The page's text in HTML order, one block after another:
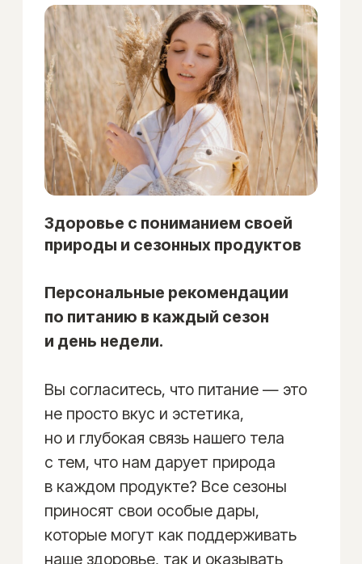
Скорая помощь при срывах
и случайных ошибках.
Даже самые осознанные из нас
Список индивидуальных
нейтрализаторов для ваших
ядовитых продуктов — это
настоящее спасение в таких
ситуациях, позволяющее
минимизировать негативное влияние
ядов на организм и поддерживать
здоровье на высоком уровне.
Я разрабатываю эту карту только
ЗАКАЗАТЬ КАРТУ
возможности вашего организма